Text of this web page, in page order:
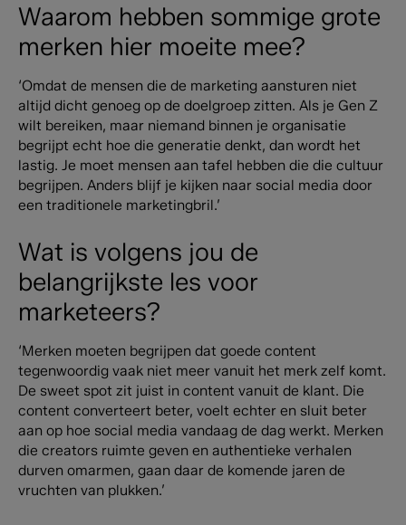
Waarom hebben sommige grote
merken hier moeite mee?
‘Omdat de mensen die de marketing aansturen niet
altijd dicht genoeg op de doelgroep zitten. Als je Gen Z
wilt bereiken, maar niemand binnen je organisatie
begrijpt echt hoe die generatie denkt, dan wordt het
lastig. Je moet mensen aan tafel hebben die die cultuur
begrijpen. Anders blijf je kijken naar social media door
een traditionele marketingbril.’
Wat is volgens jou de
belangrijkste les voor
marketeers?
‘Merken moeten begrijpen dat goede content
tegenwoordig vaak niet meer vanuit het merk zelf komt.
De sweet spot zit juist in content vanuit de klant. Die
content converteert beter, voelt echter en sluit beter
aan op hoe social media vandaag de dag werkt. Merken
die creators ruimte geven en authentieke verhalen
durven omarmen, gaan daar de komende jaren de
vruchten van plukken.’